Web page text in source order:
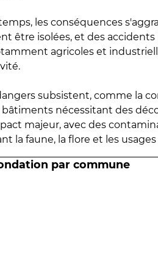
les conséquences
être isolées, et des
agricoles et
subsistent, comme la
nécessitant des
majeur, avec des
la faune, la flore et les usages
par commune